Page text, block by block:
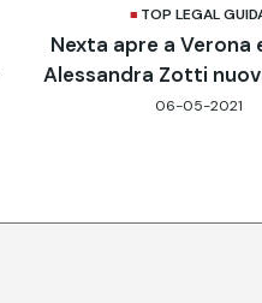
TOP LEGAL
Nexta apre a Verona
Alessandra Zotti
06-05-2021